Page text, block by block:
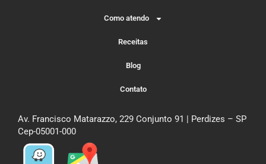
Como atendo
Receitas
Blog
Contato
Av. Francisco Matarazzo, 229 Conjunto 91 | Perdizes – SP
Cep-05001-000